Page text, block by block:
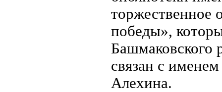
торжественное
победы»,
Башмаковского
связан с
Алехина.